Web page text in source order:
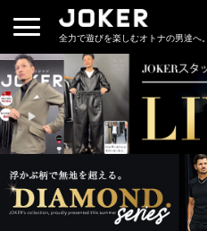
全力で遊びを楽しむオトナの男達へ。